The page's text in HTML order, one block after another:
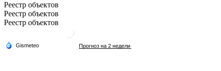
Реестр объектов
Реестр объектов
Реестр объектов